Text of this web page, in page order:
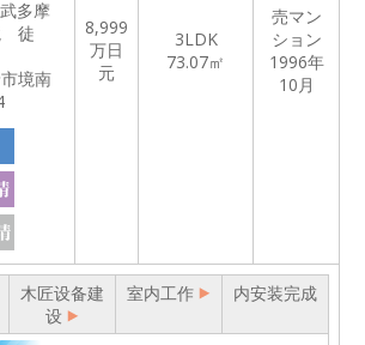
多摩
徒
境南
8,999
万日
元
3LDK
73.07㎡
売マン
ション
1996年
10月
木匠设备建
设
室内工作 内安装完成